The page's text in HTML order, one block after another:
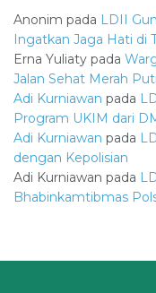
Anonim pada LDII
Ingatkan Jaga Hati di
Erna Yuliaty pada
Jalan Sehat Merah
Adi Kurniawan pada
Program UKIM dari
Adi Kurniawan pada
dengan Kepolisian
Adi Kurniawan pada
Bhabinkamtibmas